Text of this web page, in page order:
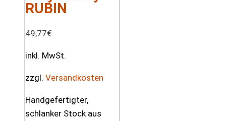
RUBIN
49,77€
inkl. MwSt.
zzgl. Versandkosten
Handgefertigter,
schlanker Stock aus